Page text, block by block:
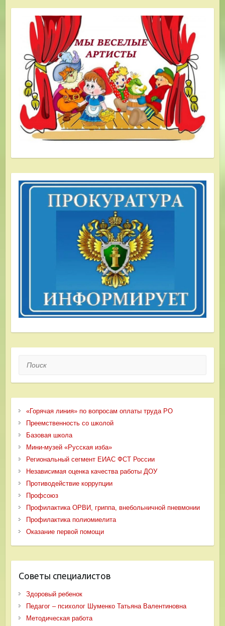
Поиск
«Горячая линия» по вопросам оплаты труда РО
Преемственность со школой
Базовая школа
Мини-музей «Русская изба»
Региональный сегмент ЕИАС ФСТ России
Независимая оценка качества работы ДОУ
Противодействие коррупции
Профсоюз
Профилактика ОРВИ, гриппа, внебольничной пневмонии
Профилактика полиомиелита
Оказание первой помощи
Советы специалистов
Здоровый ребенок
Педагог – психолог Шуменко Татьяна Валентиновна
Методическая работа